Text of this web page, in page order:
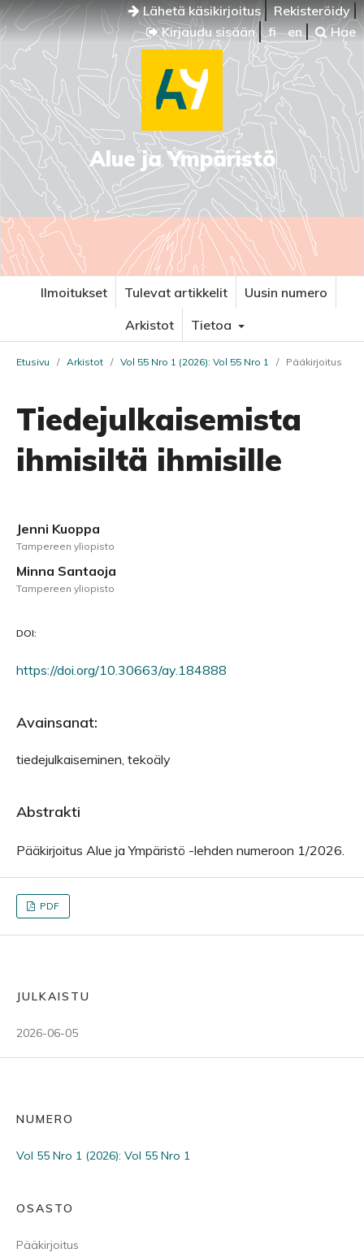
Lähetä käsikirjoitus
Rekisteröidy
Kirjaudu sisään
fi en Hae
Alue ja Ympäristö
Ilmoitukset Tulevat artikkelit
Uusin numero
Arkistot
Tietoa
Etusivu / Arkistot / Vol 55 Nro 1 (2026): Vol 55 Nro 1 / Pääkirjoitus
Tiedejulkaisemista
ihmisiltä ihmisille
Jenni Kuoppa
Tampereen yliopisto
Minna Santaoja
Tampereen yliopisto
DOI:
https://doi.org/10.30663/ay.184888
Avainsanat:
tiedejulkaiseminen, tekoäly
Abstrakti
Pääkirjoitus Alue ja Ympäristö -lehden numeroon 1/2026.
PDF
JULKAISTU
2026-06-05
NUMERO
Vol 55 Nro 1 (2026): Vol 55 Nro 1
OSASTO
Pääkirjoitus